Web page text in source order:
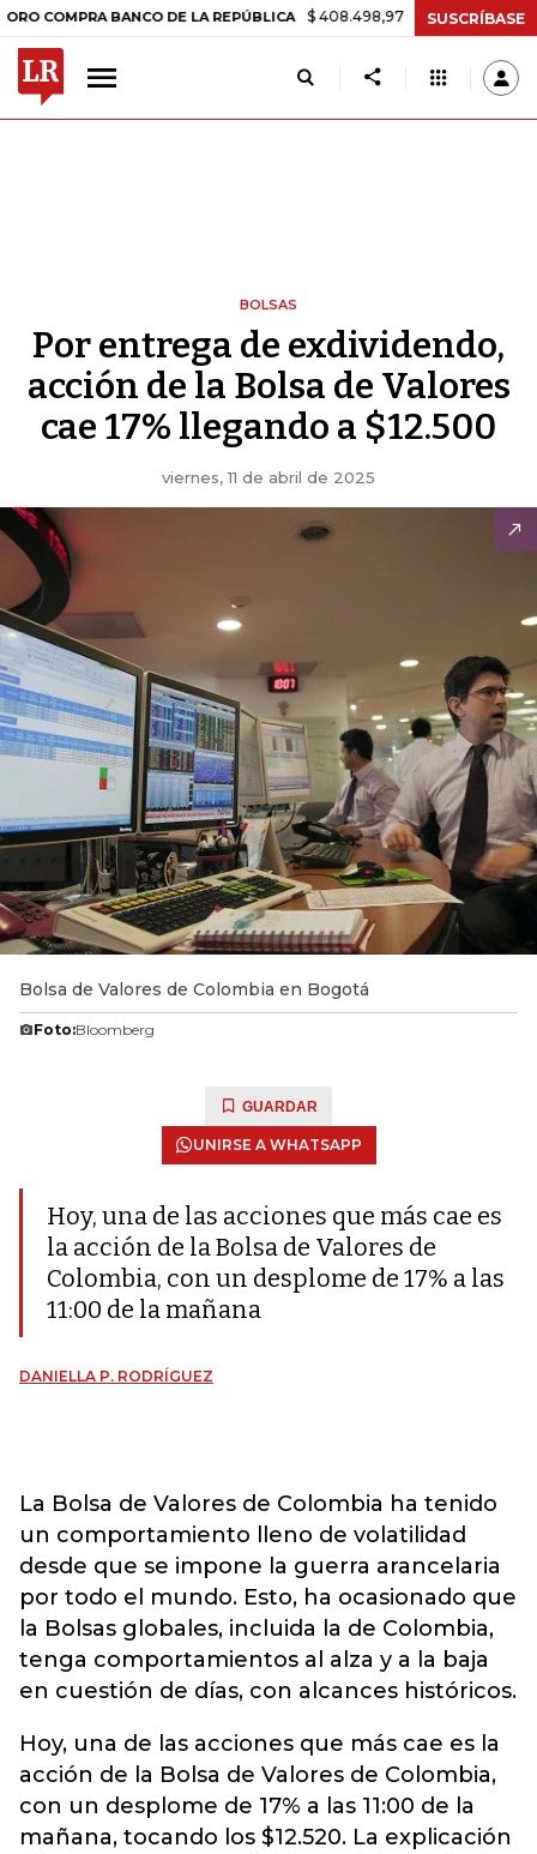
BANCO DE LA REPÚBLICA $ 408.498,97 +$ 8.753,81 +2,19%
SUSCRÍBASE
BOLSAS
Por entrega de exdividendo,
acción de la Bolsa de Valores
cae 17% llegando a $12.500
viernes, 11 de abril de 2025
Bolsa de Valores de Colombia en Bogotá
Foto:Bloomberg
GUARDAR
UNIRSE A WHATSAPP
Hoy, una de las acciones que más cae es
la acción de la Bolsa de Valores de
Colombia, con un desplome de 17% a las
11:00 de la mañana
DANIELLA P. RODRÍGUEZ
La Bolsa de Valores de Colombia ha tenido
un comportamiento lleno de volatilidad
desde que se impone la guerra arancelaria
por todo el mundo. Esto, ha ocasionado que
la Bolsas globales, incluida la de Colombia,
tenga comportamientos al alza y a la baja
en cuestión de días, con alcances históricos.
Hoy, una de las acciones que más cae es la
acción de la Bolsa de Valores de Colombia,
con un desplome de 17% a las 11:00 de la
mañana, tocando los $12.520. La explicación